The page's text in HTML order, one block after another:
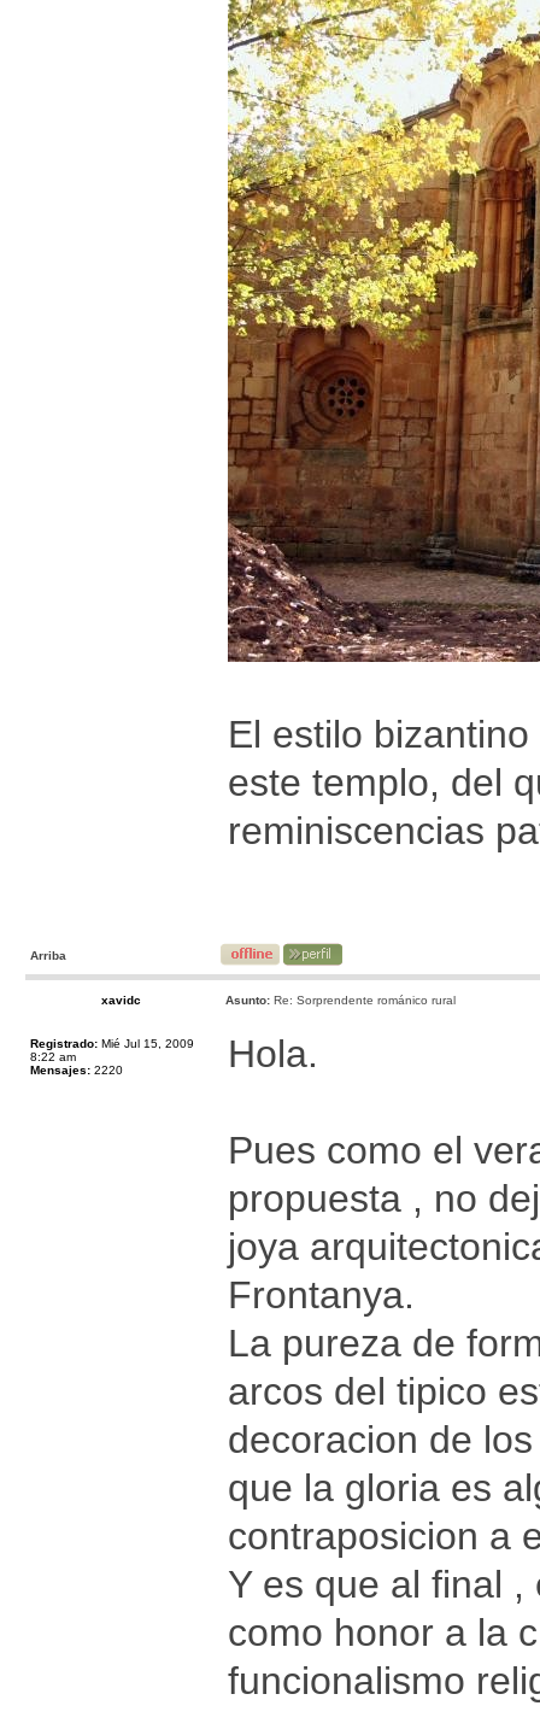
El estilo
este templo, del
reminiscencias
Arriba
xavidc Asunto: Re: Sorprendente románico rural
Registrado: Mié Jul 15, 2009
8:22 am
Mensajes: 2220 Hola.
Pues como el
propuesta , no
joya
Frontanya.
La pureza de
arcos del tipico
decoracion de
que la gloria es
contraposicion a
Y es que al final
como honor a la
funcionalismo